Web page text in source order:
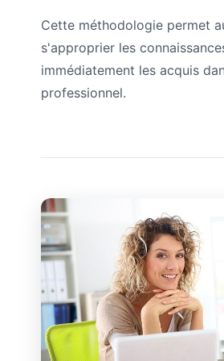
Cette méthodologie permet
s'approprier les
immédiatement les acquis
professionnel.